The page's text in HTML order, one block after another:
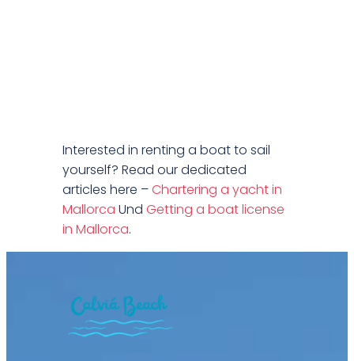
Interested in renting a boat to sail
yourself? Read our dedicated
articles here –Chartering a yacht in
Mallorca Und Getting a boat license
in Mallorca.